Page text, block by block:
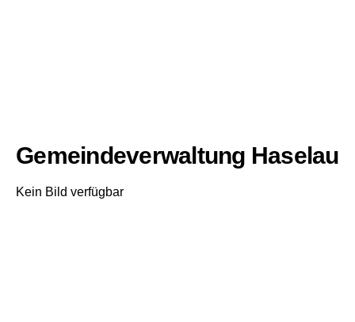
Gemeindeverwaltung Haselau
Kein Bild verfügbar